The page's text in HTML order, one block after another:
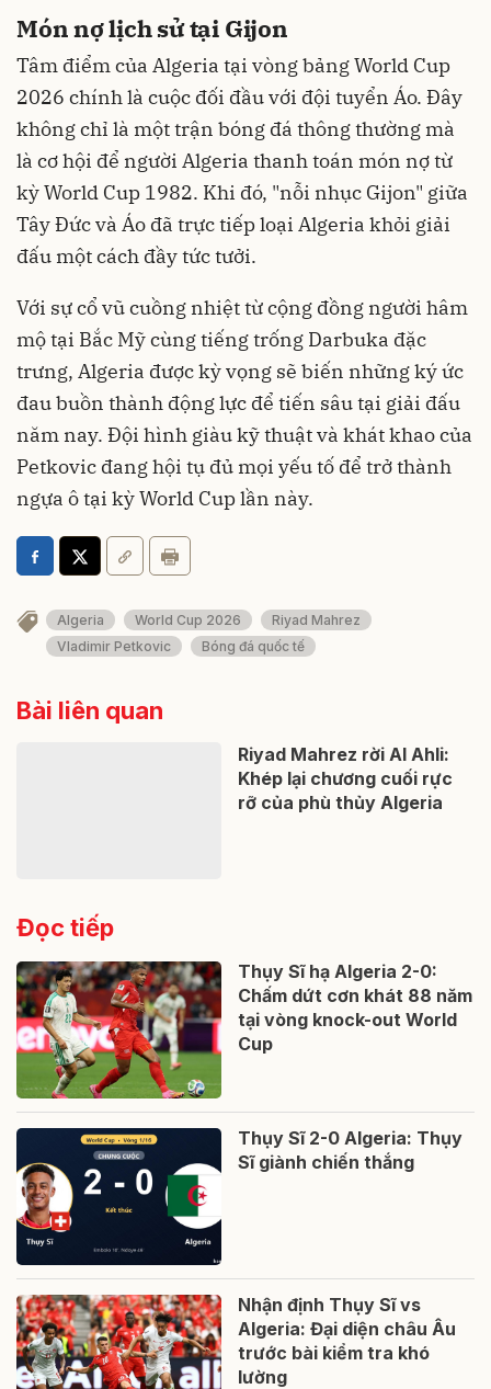
Món nợ lịch sử tại Gijon
Tâm điểm của Algeria tại vòng bảng World Cup
2026 chính là cuộc đối đầu với đội tuyển Áo. Đây
không chỉ là một trận bóng đá thông thường mà
là cơ hội để người Algeria thanh toán món nợ từ
kỳ World Cup 1982. Khi đó, "nỗi nhục Gijon" giữa
Tây Đức và Áo đã trực tiếp loại Algeria khỏi giải
đấu một cách đầy tức tưởi.
Với sự cổ vũ cuồng nhiệt từ cộng đồng người hâm
mộ tại Bắc Mỹ cùng tiếng trống Darbuka đặc
trưng, Algeria được kỳ vọng sẽ biến những ký ức
đau buồn thành động lực để tiến sâu tại giải đấu
năm nay. Đội hình giàu kỹ thuật và khát khao của
Petkovic đang hội tụ đủ mọi yếu tố để trở thành
ngựa ô tại kỳ World Cup lần này.
Algeria World Cup 2026
Riyad Mahrez
Vladimir Petkovic
Bóng đá quốc tế
Bài liên quan
Riyad Mahrez rời Al Ahli:
Khép lại chương cuối rực
rỡ của phù thủy Algeria
Đọc tiếp
Thụy Sĩ hạ Algeria 2-0:
Chấm dứt cơn khát 88 năm
tại vòng knock-out World
Cup
Thụy Sĩ 2-0 Algeria: Thụy
Sĩ giành chiến thắng
Nhận định Thụy Sĩ vs
Algeria: Đại diện châu Âu
trước bài kiểm tra khó
lường